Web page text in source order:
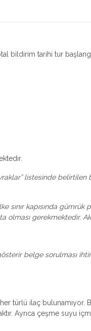
bildirim tarihi tur
listesinde belirtilen
kapısında gümrük
olması gerekmektedir.
belge sorulması
türlü ilaç bulunamıyor.
Ayrıca çeşme suyu